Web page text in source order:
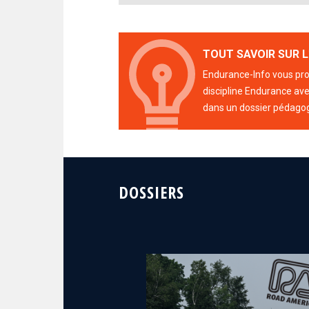
TOUT SAVOIR SUR
Endurance-Info vous
discipline Endurance
dans un dossier
DOSSIERS